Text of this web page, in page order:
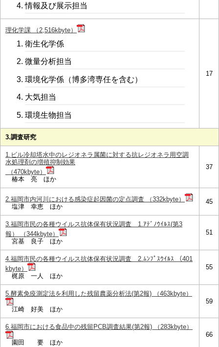
情報及び展示担当
理化学課 （2,516kbyte）
衛生化学係
微量分析担当
環境化学係（博多湾専任を含む）
大気担当
環境生物担当
17
3.調査研究
1.ビル冷却塔水中のレジオネラ属菌に対する抗レジオネラ用空調
水処理剤の増殖抑制効果
（470kbyte）
椿本 亮 ほか
37
2.福岡市内河川における感染症起因菌の定点調査 （332kbyte）
塩津 幸恵 ほか
45
3.福岡市民の各種ウイルス抗体保有状況調査 1.ｱﾃﾞﾉｳｲﾙｽ(第3
報） （344kbyte）
宮基 良子 ほか
51
4.福岡市民の各種ウイルス抗体保有状況調査 2.ﾑﾝﾌﾟｽｳｲﾙｽ （401
kbyte）
梶原 一人 ほか
55
5.酵素免疫測定法を利用した残留農薬分析法(第2報) （463kbyte）
江崎 好美 ほか
59
6.福岡市における食品中の残留PCB調査結果(第2報) （283kbyte）
園田 要 ほか
66